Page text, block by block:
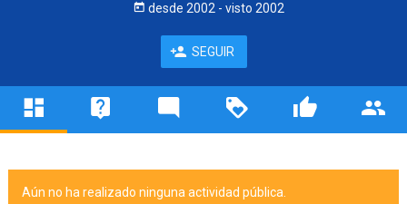
desde 2002 - visto 2002
SEGUIR
Aún no ha realizado ninguna actividad pública.